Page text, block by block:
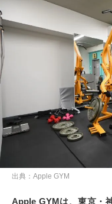
出典：Apple GYM
Apple GYMは、東京・